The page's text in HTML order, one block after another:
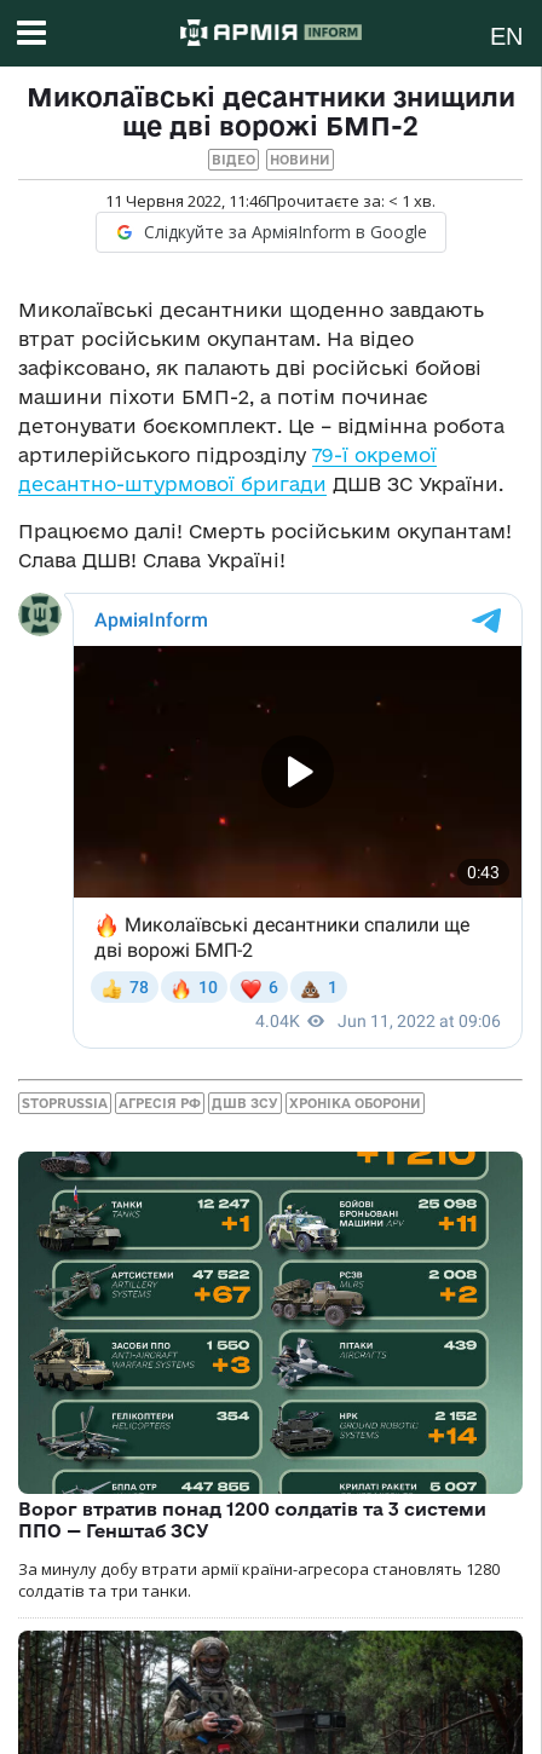
EN
Миколаївські десантники знищили
ще дві ворожі БМП-2
ВІДЕО НОВИНИ
11 Червня 2022, 11:46Прочитаєте за: < 1 хв.
Слідкуйте за АрміяInform в Google
Миколаївські десантники щоденно завдають
втрат російським окупантам. На відео
зафіксовано, як палають дві російські бойові
машини піхоти БМП-2, а потім починає
детонувати боєкомплект. Це – відмінна робота
артилерійського підрозділу 79-ї окремої
десантно-штурмової бригади ДШВ ЗС України.
Працюємо далі! Смерть російським окупантам!
Слава ДШВ! Слава Україні!
STOPRUSSIA АГРЕСІЯ РФ ДШВ ЗСУ ХРОНІКА ОБОРОНИ
Ворог втратив понад 1200 солдатів та 3 системи
ППО — Генштаб ЗСУ
За минулу добу втрати армії країни-агресора становлять 1280
солдатів та три танки.